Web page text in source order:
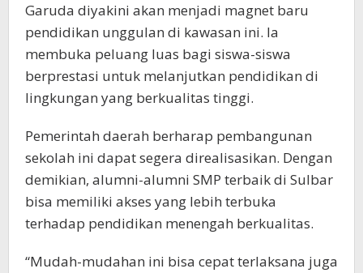
Garuda diyakini akan menjadi magnet baru
pendidikan unggulan di kawasan ini. Ia
membuka peluang luas bagi siswa-siswa
berprestasi untuk melanjutkan pendidikan di
lingkungan yang berkualitas tinggi.
Pemerintah daerah berharap pembangunan
sekolah ini dapat segera direalisasikan. Dengan
demikian, alumni-alumni SMP terbaik di Sulbar
bisa memiliki akses yang lebih terbuka
terhadap pendidikan menengah berkualitas.
“Mudah-mudahan ini bisa cepat terlaksana juga